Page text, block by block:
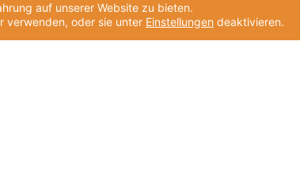
Engagement
Beratung
Corporate Volunteering Office
auf unserer Website zu bieten.
verwenden, oder sie unter Einstellungen deaktivieren.